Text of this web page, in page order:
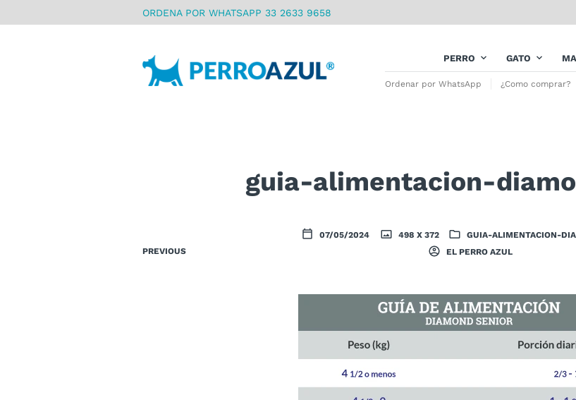
ORDENA POR WHATSAPP 33 2633 9658
PERRO GATO
Ordenar por WhatsApp ¿Como comprar?
guia-alimentacion-
07/05/2024 498 X 372
GUIA-ALIMENTACION-
EL PERRO AZUL
PREVIOUS